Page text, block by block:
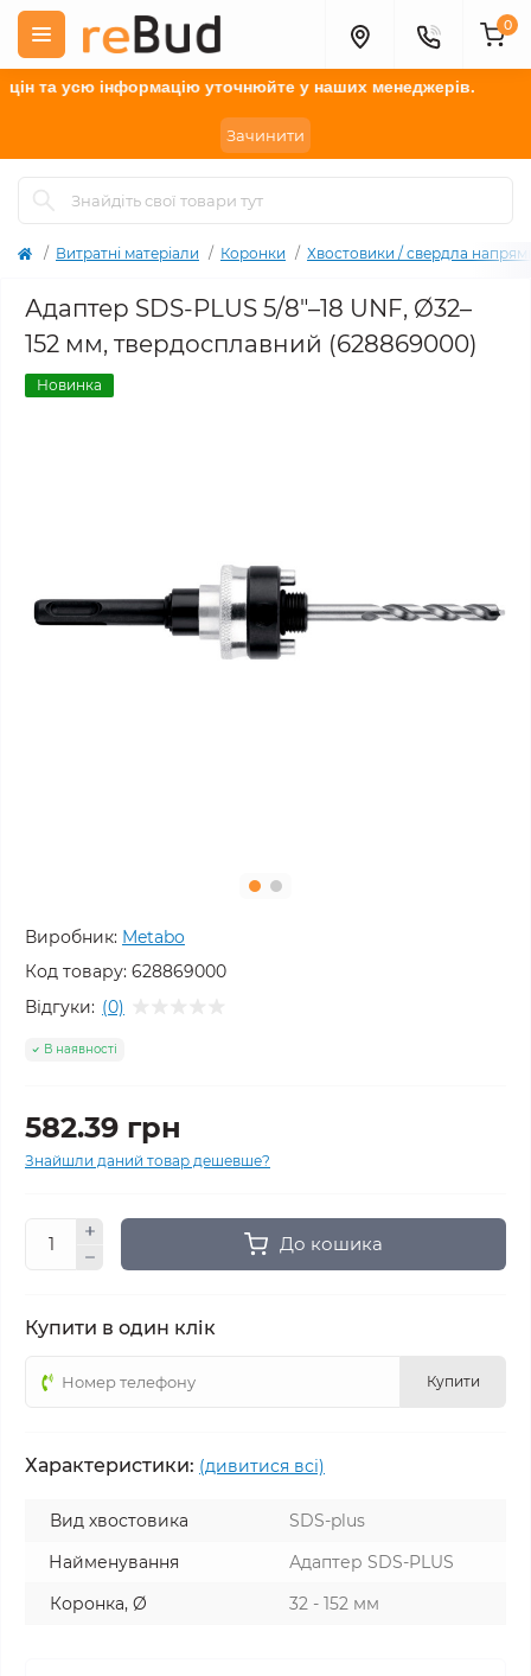
та усю інформацію уточнюйтеу наших менеджерів.
Зачинити
0
Витратні матеріали Коронки Хвостовики / свердла
Адаптер SDS-PLUS 5/8"–18 UNF, Ø32–
152 мм, твердосплавний (628869000)
Новинка
Виробник: Metabo
Код товару: 628869000
Відгуки: (0)
В наявності
582.39 грн
Знайшли даний товар дешевше?
До кошика
Купити в один клік
Купити
Характеристики: (дивитися всі)
Вид хвостовика
SDS-plus
Найменування
Адаптер SDS-PLUS
Коронка, Ø
32 - 152 мм